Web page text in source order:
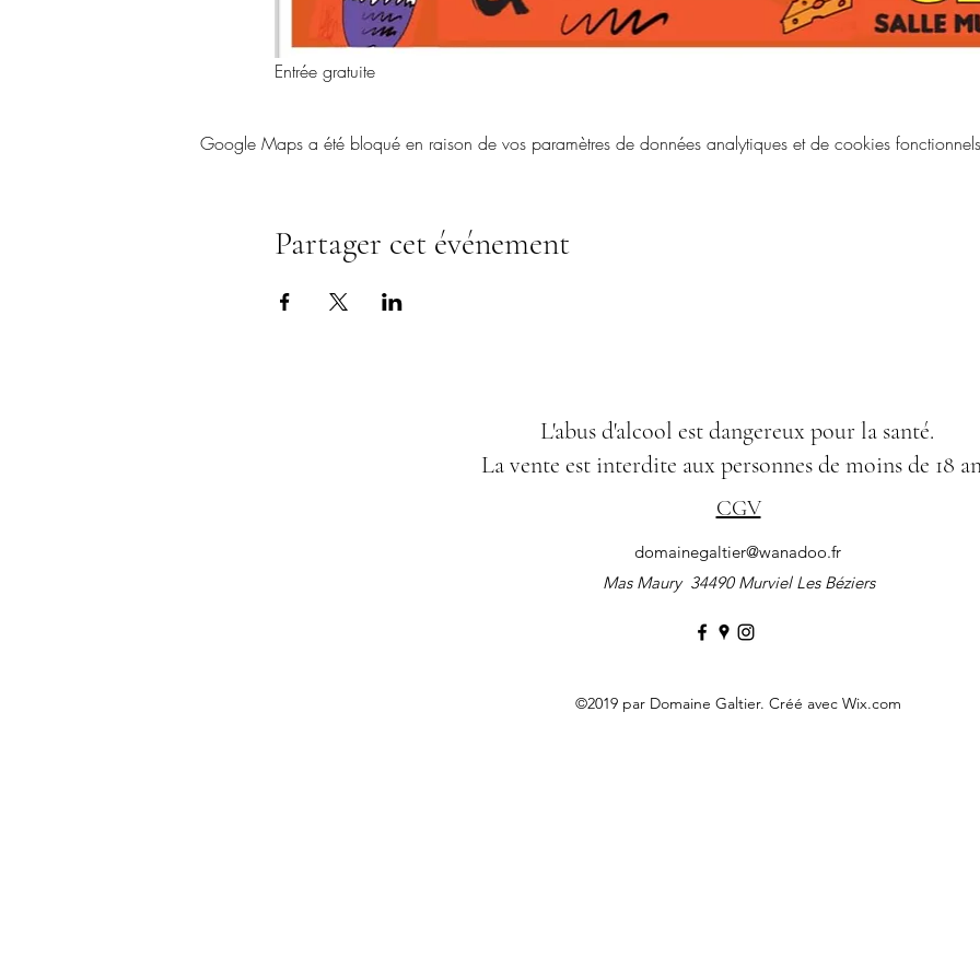
Entrée gratuite
Google Maps a été bloqué en raison de vos paramètres de données analytiques et de cookies
Partager cet événement
L'abus d'alcool est dangereux pour la santé.
La vente est interdite aux personnes de moins de 18
CGV
domainegaltier@wanadoo.fr
Mas Maury 34490 Murviel Les Béziers
©2019 par Domaine Galtier. Créé avec Wix.com